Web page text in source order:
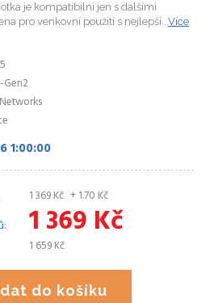
je kompatibilní jen s dalšími
pro venkovní použití s nejlepší...Více
Gen2
1:00:00
1 369Kč + 1.70 Kč
1 369 Kč
1 659Kč
do košíku